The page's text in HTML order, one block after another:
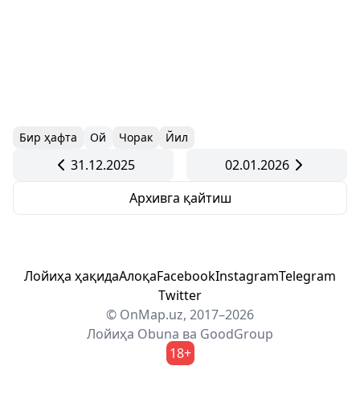
Бир ҳафта Ой Чорак Йил
31.12.2025
02.01.2026
Архивга қайтиш
Лойиҳа ҳақидаАлоқаFacebookInstagramTelegram
Twitter
© OnMap.uz, 2017–2026
Лойиҳа Obuna ва GoodGroup
18+